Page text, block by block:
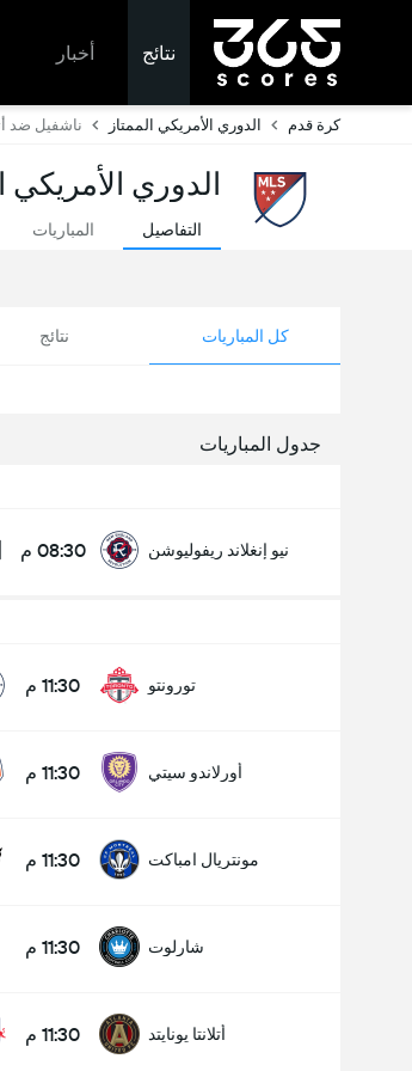
نتائج أخبار
كرة قدم الدوري الأمريكي الممتاز ناشفيل ضد
الدوري الأمريكي
التفاصيل المباريات
كل المباريات نتائج
جدول المباريات
نيو إنغلاند ريفوليوشن 08:30 م
تورونتو 11:30 م
أورلاندو سيتي 11:30 م
مونتريال امباكت 11:30 م
شارلوت 11:30 م
أتلانتا يونايتد 11:30 م